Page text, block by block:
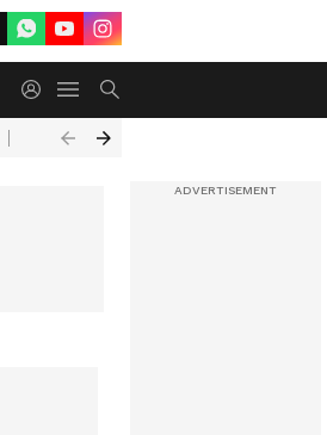
Akkineni Nageswara Rao